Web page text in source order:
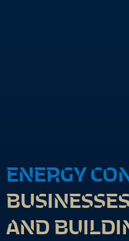
ENERGY
AND